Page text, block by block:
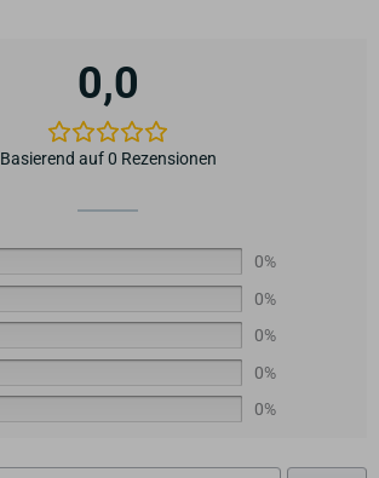
0,0
Basierend auf 0 Rezensionen
0%
0%
0%
0%
0%